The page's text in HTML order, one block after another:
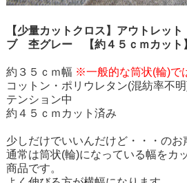
【少量カットクロス】アウトレッ
ブ 杢グレー 【約４５ｃｍカット
約３５ｃｍ幅 ※一般的な筒状(輪)で
コットン・ポリウレタン(混紡率不
テンション中
約４５ｃｍカット済み
少しだけでいいんだけど・・・のお
通常は筒状(輪)になっている幅をカ
商品です。